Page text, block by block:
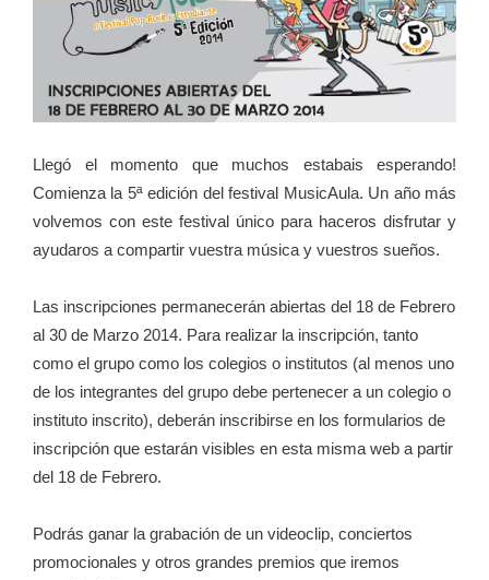
Llegó el momento que muchos estabais esperando!
Comienza la 5ª edición del festival MusicAula. Un año más
volvemos con este festival único para haceros disfrutar y
ayudaros a compartir vuestra música y vuestros sueños.
Las inscripciones permanecerán abiertas del 18 de Febrero
al 30 de Marzo 2014. Para realizar la inscripción, tanto
como el grupo como los colegios o institutos (al menos uno
de los integrantes del grupo debe pertenecer a un colegio o
instituto inscrito), deberán inscribirse en los formularios de
inscripción que estarán visibles en esta misma web a partir
del 18 de Febrero.
Podrás ganar la grabación de un videoclip, conciertos
promocionales y otros grandes premios que iremos